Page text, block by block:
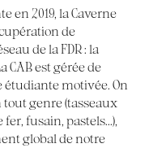
en 2019, la Caverne
de
de la FDR : la
CAB est gérée de
motivée. On
genre (tasseaux
fusain, pastels...),
global de notre